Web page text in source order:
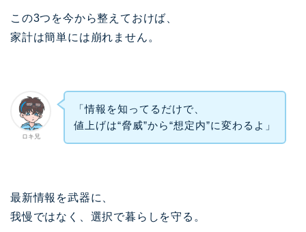
この3つを今から整えておけば、
家計は簡単には崩れません。
ロキ兄
「情報を知ってるだけで、
値上げは“脅威”から“想定内”に変わるよ」
最新情報を武器に、
我慢ではなく、選択で暮らしを守る。